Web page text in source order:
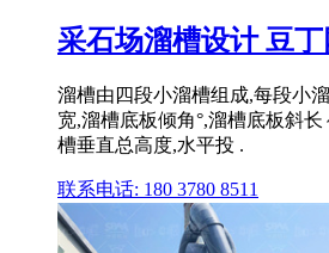
采石场溜槽设计 豆丁
溜槽由四段小溜槽组成,每段小
宽,溜槽底板倾角°,溜槽底板斜
槽垂直总高度,水平投 .
联系电话: 180 3780 8511